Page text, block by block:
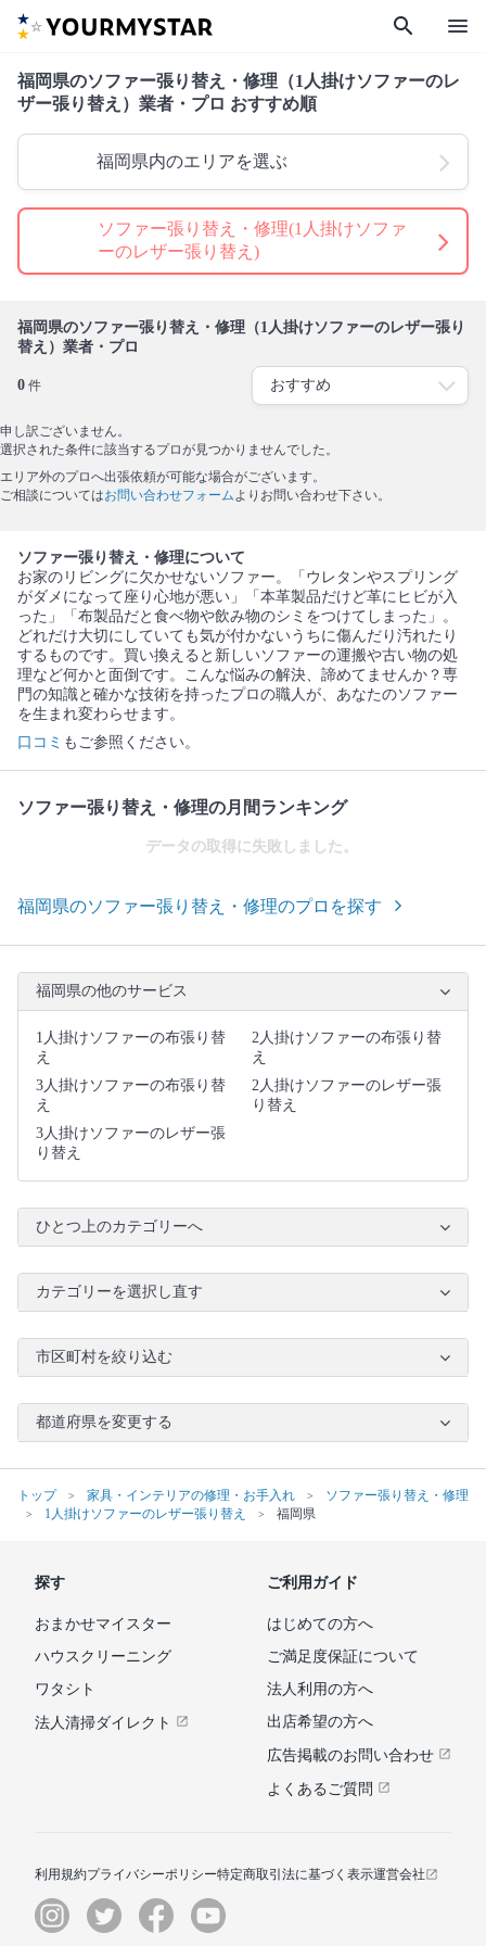
search menu
福岡県のソファー張り替え・修理（1人掛けソファーのレ
ザー張り替え）業者・プロ おすすめ順
福岡県内のエリアを選ぶ
ソファー張り替え・修理(1人掛けソファ
ーのレザー張り替え)
福岡県のソファー張り替え・修理（1人掛けソファーのレザー張り
替え）業者・プロ
0 件
申し訳ございません。
選択された条件に該当するプロが見つかりませんでした。
エリア外のプロへ出張依頼が可能な場合がございます。
ご相談についてはお問い合わせフォームよりお問い合わせ下さい。
ソファー張り替え・修理について
お家のリビングに欠かせないソファー。「ウレタンやスプリング
がダメになって座り心地が悪い」「本革製品だけど革にヒビが入
った」「布製品だと食べ物や飲み物のシミをつけてしまった」。
どれだけ大切にしていても気が付かないうちに傷んだり汚れたり
するものです。買い換えると新しいソファーの運搬や古い物の処
理など何かと面倒です。こんな悩みの解決、諦めてませんか？専
門の知識と確かな技術を持ったプロの職人が、あなたのソファー
を生まれ変わらせます。
口コミ もご参照ください。
ソファー張り替え・修理の月間ランキング
データの取得に失敗しました。
福岡県のソファー張り替え・修理のプロを探す
福岡県の他のサービス
1人掛けソファーの布張り替
え
2人掛けソファーの布張り替
え
3人掛けソファーの布張り替
え
2人掛けソファーのレザー張
り替え
3人掛けソファーのレザー張
り替え
ひとつ上のカテゴリーへ
カテゴリーを選択し直す
市区町村を絞り込む
都道府県を変更する
トップ 家具・インテリアの修理・お手入れ
ソファー張り替え・修理
1人掛けソファーのレザー張り替え
福岡県
探す
おまかせマイスター
ハウスクリーニング
ワタシト
法人清掃ダイレクト
ご利用ガイド
はじめての方へ
ご満足度保証について
法人利用の方へ
出店希望の方へ
広告掲載のお問い合わせ
よくあるご質問
利用規約プライバシーポリシー特定商取引法に基づく表示運営会社